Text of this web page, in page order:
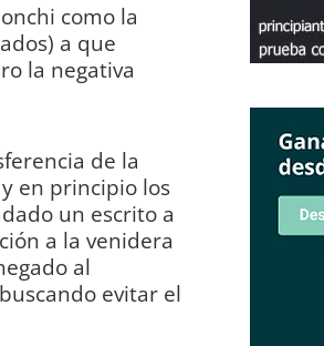
como la
a que
la negativa
de la
en principio los
un escrito a
a la venidera
al
evitar el